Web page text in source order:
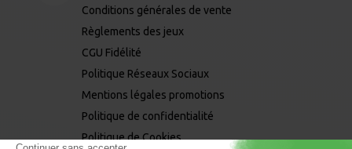
Conditions générales de vente
Règlements des jeux
CGU Fidélité
Politique Réseaux Sociaux
Mentions légales promotions
Politique de confidentialité
Politique de Cookies